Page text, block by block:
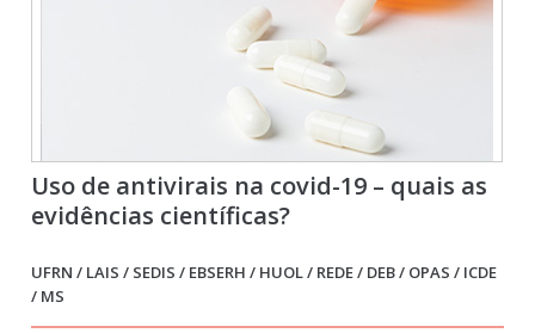
Uso de antivirais na covid-19 – quais as
evidências científicas?
UFRN / LAIS / SEDIS / EBSERH / HUOL / REDE / DEB / OPAS / ICDE
/ MS